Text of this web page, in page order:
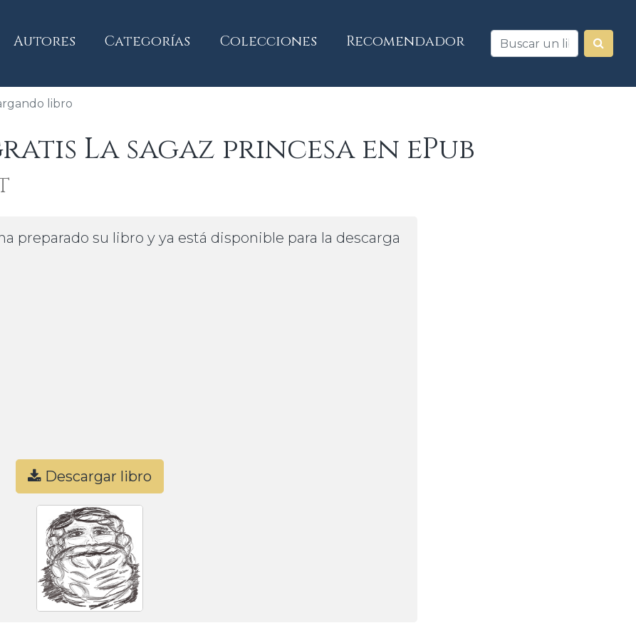
Autores Categorías Colecciones Recomendador
libro
La sagaz princesa en ePub
preparado su libro y ya está disponible para la descarga
Descargar libro